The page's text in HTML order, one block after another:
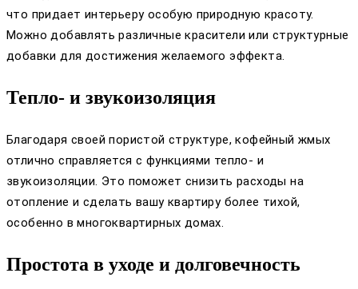
что придает интерьеру особую природную красоту.
Можно добавлять различные красители или структурные
добавки для достижения желаемого эффекта.
Тепло- и звукоизоляция
Благодаря своей пористой структуре, кофейный жмых
отлично справляется с функциями тепло- и
звукоизоляции. Это поможет снизить расходы на
отопление и сделать вашу квартиру более тихой,
особенно в многоквартирных домах.
Простота в уходе и долговечность